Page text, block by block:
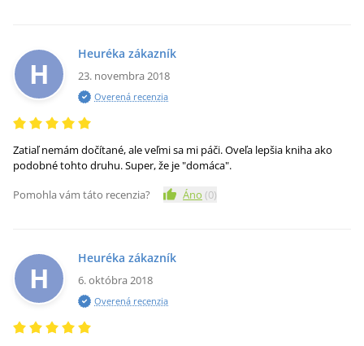
H
Heuréka zákazník
23. novembra 2018
Overená recenzia
Zatiaľ nemám dočítané, ale veľmi sa mi páči. Oveľa lepšia kniha ako
podobné tohto druhu. Super, že je "domáca".
Pomohla vám táto recenzia?
Áno (0)
H
Heuréka zákazník
6. októbra 2018
Overená recenzia